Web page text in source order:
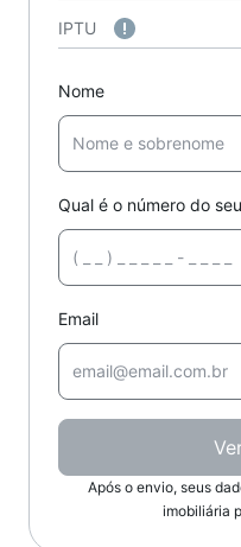
IPTU
Nome
Qual é o número do
Email
Após o envio, seus
imobiliária